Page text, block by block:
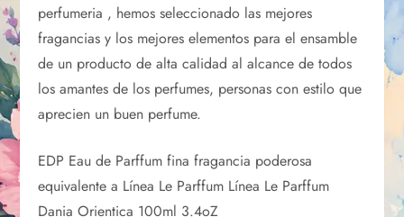
perfumeria , hemos seleccionado las mejores
fragancias y los mejores elementos para el ensamble
de un producto de alta calidad al alcance de todos
los amantes de los perfumes, personas con estilo que
aprecien un buen perfume.
EDP Eau de Parffum fina fragancia poderosa
equivalente a Línea Le Parffum Línea Le Parffum
Dania Orientica 100ml 3.4oZ